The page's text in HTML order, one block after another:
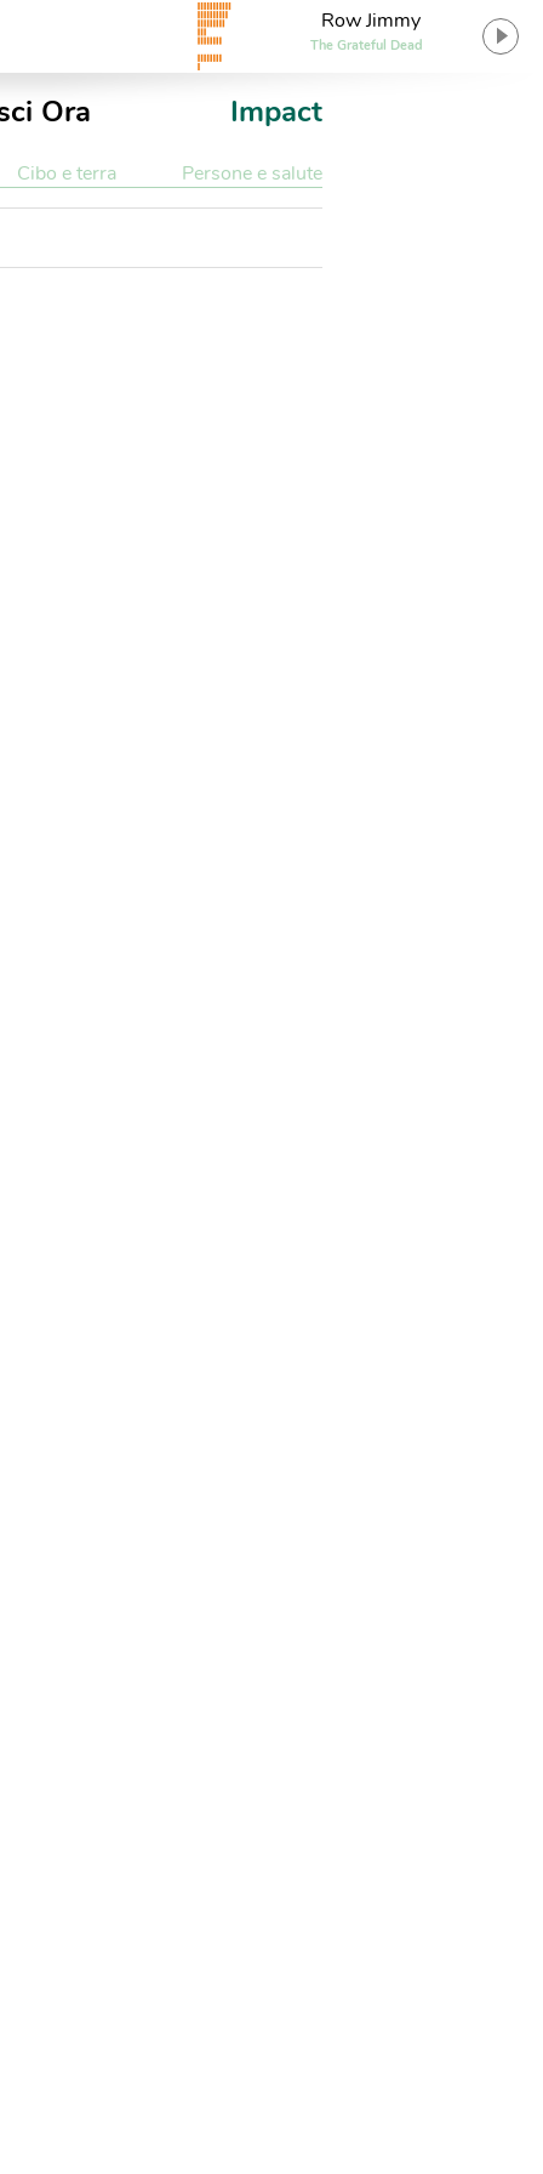
Row Jimmy
The Grateful Dead
Ora Impact
Cibo e terra Persone e salute